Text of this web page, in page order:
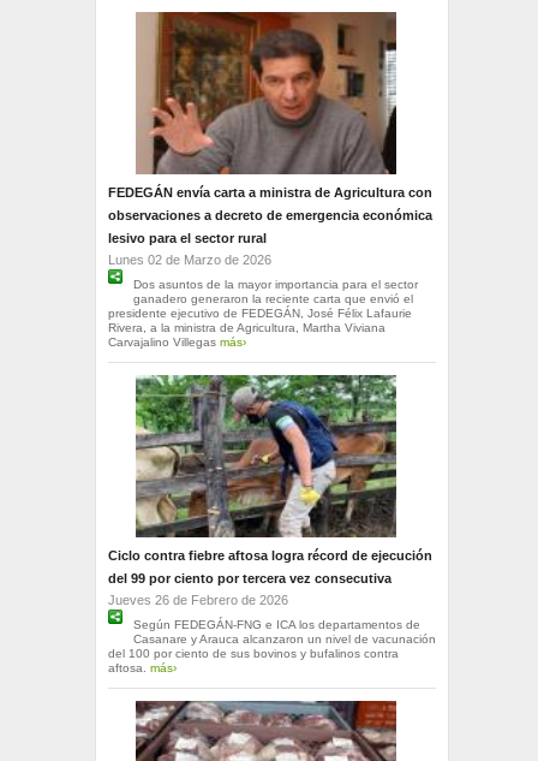
FEDEGÁN envía carta a ministra de Agricultura con
observaciones a decreto de emergencia económica
lesivo para el sector rural
Lunes 02 de Marzo de 2026
Dos asuntos de la mayor importancia para el sector
ganadero generaron la reciente carta que envió el
presidente ejecutivo de FEDEGÁN, José Félix Lafaurie
Rivera, a la ministra de Agricultura, Martha Viviana
Carvajalino Villegas más›
Ciclo contra fiebre aftosa logra récord de ejecución
del 99 por ciento por tercera vez consecutiva
Jueves 26 de Febrero de 2026
Según FEDEGÁN-FNG e ICA los departamentos de
Casanare y Arauca alcanzaron un nivel de vacunación
del 100 por ciento de sus bovinos y bufalinos contra
aftosa. más›